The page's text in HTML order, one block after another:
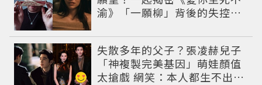
渝》「一願柳」背後的失控愛
失散多年的父子？張凌赫兒子
「神複製完美基因」萌娃顏值
太搶戲 網笑：本人都生不出這